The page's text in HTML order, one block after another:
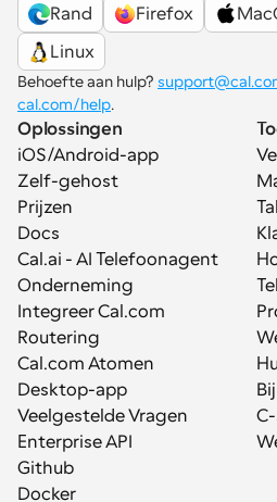
Rand
Firefox
Linux
Behoefte aan hulp?
cal.com/help.
Oplossingen
iOS/Android-app
Zelf-gehost
Prijzen
Docs
Cal.ai - AI Telefoonagent
Onderneming
Integreer Cal.com
Routering
Cal.com Atomen
Desktop-app
Veelgestelde Vragen
Enterprise API
Github
Docker